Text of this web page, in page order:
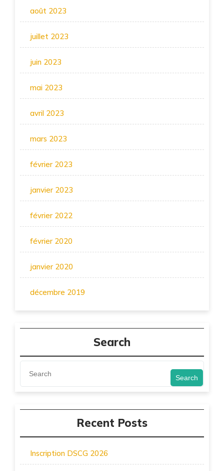
août 2023
juillet 2023
juin 2023
mai 2023
avril 2023
mars 2023
février 2023
janvier 2023
février 2022
février 2020
janvier 2020
décembre 2019
Search
Search
Recent Posts
Inscription DSCG 2026